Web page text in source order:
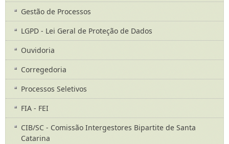
Gestão de Processos
LGPD - Lei Geral de Proteção de Dados
Ouvidoria
Corregedoria
Processos Seletivos
FIA - FEI
CIB/SC - Comissão Intergestores Bipartite de Santa
Catarina